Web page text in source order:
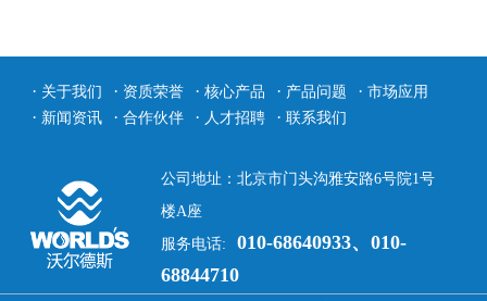
· 关于我们 · 资质荣誉 · 核心产品 · 产品问题 · 市场应用
· 新闻资讯 · 合作伙伴 · 人才招聘 · 联系我们
公司地址：北京市门头沟雅安路6号院1号
楼A座
服务电话:
010-68640933、010-
68844710